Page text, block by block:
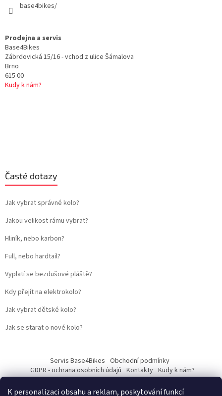
K personalizaci obsahu a reklam, poskytování funkcí
base4bikes/
Prodejna a servis
Base4Bikes
Zábrdovická 15/16 - vchod z ulice Šámalova
Brno
615 00
Kudy k nám?
Časté dotazy
Jak vybrat správné kolo?
Jakou velikost rámu vybrat?
Hliník, nebo karbon?
Full, nebo hardtail?
Vyplatí se bezdušové pláště?
Kdy přejít na elektrokolo?
Jak vybrat dětské kolo?
Jak se starat o nové kolo?
Servis Base4Bikes Obchodní podmínky
GDPR - ochrana osobních údajů Kontakty Kudy k nám?